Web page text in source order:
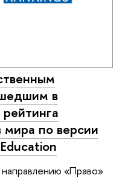
в
мира по версии
«Право»